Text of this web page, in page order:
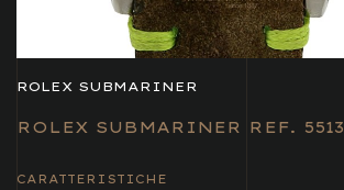
ROLEX SUBMARINER
ROLEX SUBMARINER REF. 5513
CARATTERISTICHE